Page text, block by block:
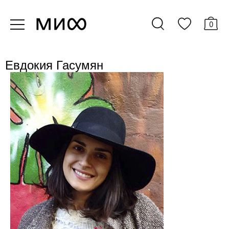
0
Евдокия Гасумян